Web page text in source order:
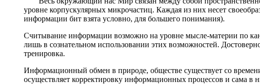
уровне корпускулярных микрочастиц. Каждая из них несет
информации бит взята условно, для большего понимания).
Считывание информации возможно на уровне мысле-материи по
лишь в сознательном использовании этих возможностей.
тренировка.
Информационный обмен в природе, обществе существует со
осуществляет корректировку информационных процессов и сама в